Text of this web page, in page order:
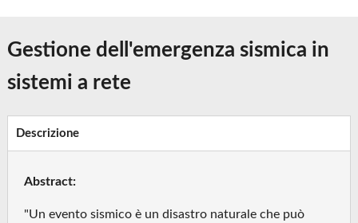
Gestione dell'emergenza sismica in
sistemi a rete
Descrizione
Abstract:
"Un evento sismico è un disastro naturale che può